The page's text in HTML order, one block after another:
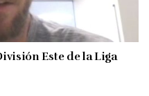
Este de la Liga